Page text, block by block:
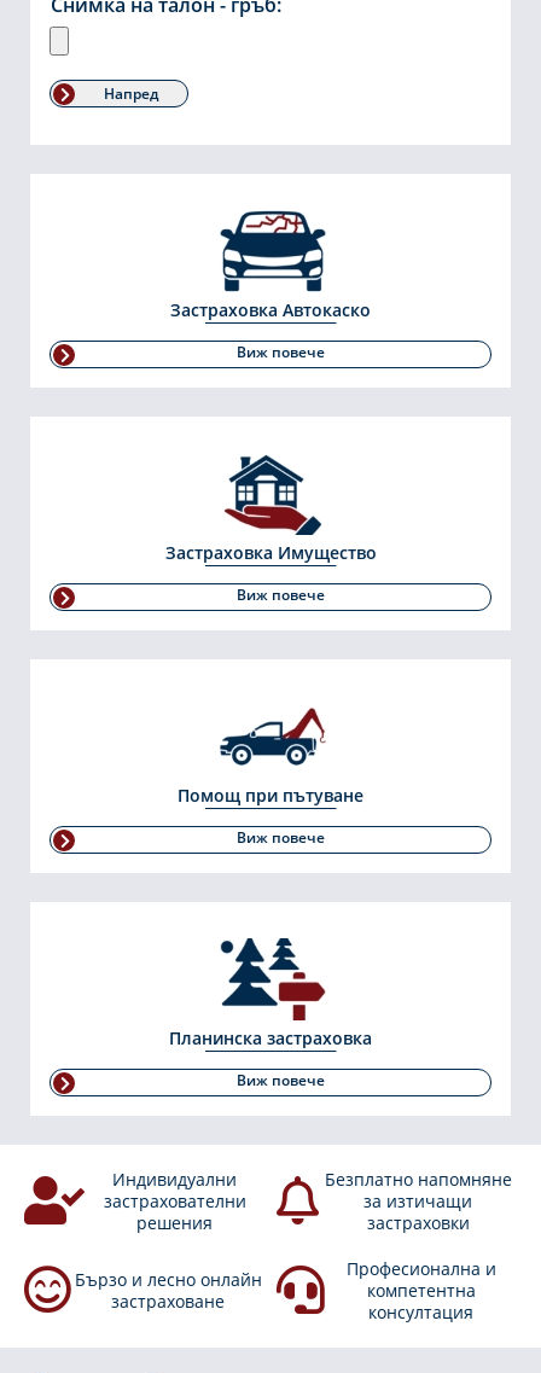
Напред
Застраховка Автокаско
Виж повече
Застраховка Имущество
Виж повече
Помощ при пътуване
Виж повече
Планинска застраховка
Виж повече
Индивидуални
застрахователни
решения
Безплатно напомняне
за изтичащи
застраховки
Бързо и лесно онлайн
застраховане
Професионална и
компетентна
консултация